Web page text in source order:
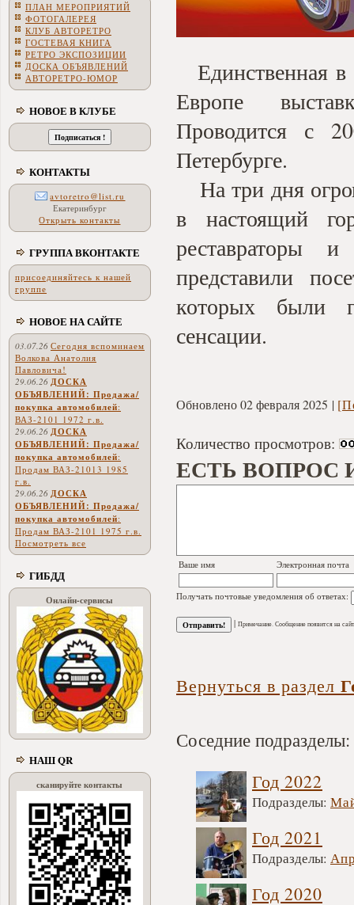
ПЛАН МЕРОПРИЯТИЙ
ФОТОГАЛЕРЕЯ
КЛУБ АВТОРЕТРО
ГОСТЕВАЯ КНИГА
РЕТРО ЭКСПОЗИЦИИ
ДОСКА ОБЪЯВЛЕНИЙ
АВТОРЕТРО-ЮМОР
НОВОЕ В КЛУБЕ
КОНТАКТЫ
avtoretro@list.ru
Екатеринбург
Открыть контакты
ГРУППА ВКОНТАКТЕ
присоединяйтесь к нашей
группе
НОВОЕ НА САЙТЕ
03.07.26 Сегодня вспоминаем
Волкова Анатолия
Павловича!
29.06.26 ДОСКА
ОБЪЯВЛЕНИЙ: Продажа/
покупка автомобилей:
ВАЗ-2101 1972 г.в.
29.06.26 ДОСКА
ОБЪЯВЛЕНИЙ: Продажа/
покупка автомобилей:
Продам ВАЗ-21013 1985
г.в.
29.06.26 ДОСКА
ОБЪЯВЛЕНИЙ: Продажа/
покупка автомобилей:
Продам ВАЗ-2101 1975 г.в.
Посмотреть все
ГИБДД
Онлайн-сервисы
НАШ QR
сканируйте контакты
Единственная
Европе
Проводится с
Петербурге.
На три дня
в настоящий
реставраторы
представили
которых были
сенсации.
Обновлено 02 февраля 2025
Количество просмотров:
ЕСТЬ ВОПРОС
Ваше имя Электронная почта
Получать почтовые уведомления об ответах:
| Примечание. Сообщение появится на
Вернуться в раздел
Соседние подразделы:
Год 2022
Подразделы:
Год 2021
Подразделы:
Год 2020